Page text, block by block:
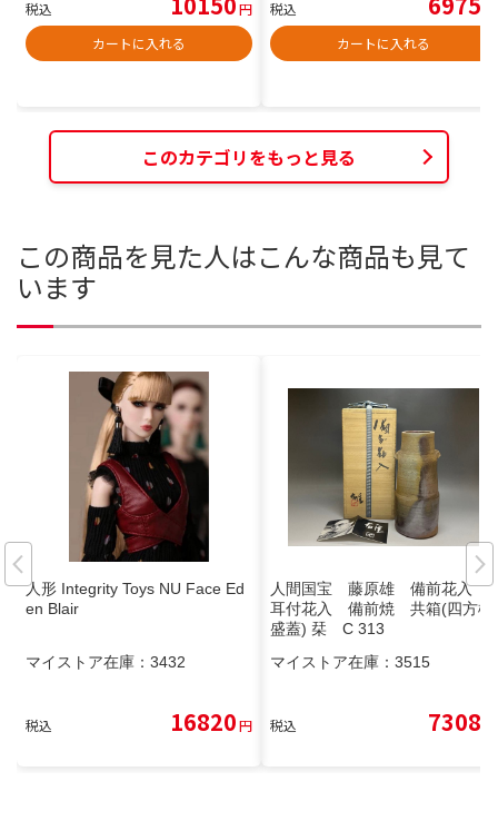
税込
円
カートに入れる
税込
カートに入れる
このカテゴリをもっと見る
この商品を見た人はこんな商品も見て
います
人形 Integrity Toys NU Face Ed
en Blair
マイストア在庫： 3432
税込 16820円
人間国宝 藤原雄 備前花入
耳付花入 備前焼 共箱(四方桟
盛蓋) 栞 C 313
マイストア在庫： 3515
税込 7308